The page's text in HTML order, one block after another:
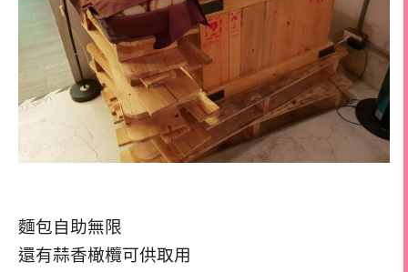
麵包自助無限
還有蒜香橄欖可供取用